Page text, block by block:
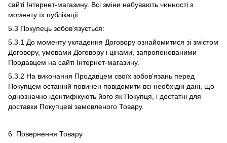
сайті Інтернет-магазину. Всі зміни набувають чинності з
моменту їх публікації.
5.3 Покупець зобов'язується:
5.3.1 До моменту укладення Договору ознайомитися зі змістом
Договору, умовами Договору і цінами, запропонованими
Продавцем на сайті Інтернет-магазину.
5.3.2 На виконання Продавцем своїх зобов'язань перед
Покупцем останній повинен повідомити всі необхідні дані, що
однозначно ідентифікують його як Покупця, і достатні для
доставки Покупцеві замовленого Товару.
6. Повернення Товару